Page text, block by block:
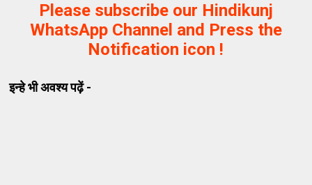
Please subscribe our Hindikunj
WhatsApp Channel and Press the
Notification icon !
इन्हे भी अवश्य पढ़ें -